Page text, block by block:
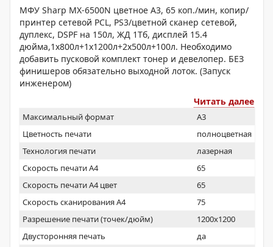
МФУ Sharp MX-6500N цветное А3, 65 коп./мин, копир/
принтер сетевой PCL, PS3/цветной сканер сетевой,
дуплекс, DSPF на 150л, ЖД 1Tб, дисплей 15.4
дюйма,1х800л+1x1200л+2х500л+100л. Необходимо
добавить пусковой комплект тонер и девелопер. БЕЗ
финишеров обязательно выходной лоток. (Запуск
инженером)
Читать далее
Максимальный формат
A3
Цветность печати
полноцветная
Технология печати
лазерная
Скорость печати А4
65
Скорость печати А4 цвет
65
Скорость сканирования А4
75
Разрешение печати (точек/дюйм)
1200x1200
Двусторонняя печать
да